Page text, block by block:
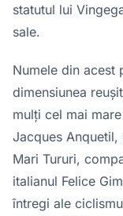
statutul lui
sale.
Numele din acest
dimensiunea
mulți cel mai
Jacques
Mari Tururi,
italianul Felice
întregi ale